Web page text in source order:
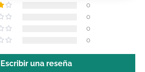
0
0
0
0
Escribir una reseña